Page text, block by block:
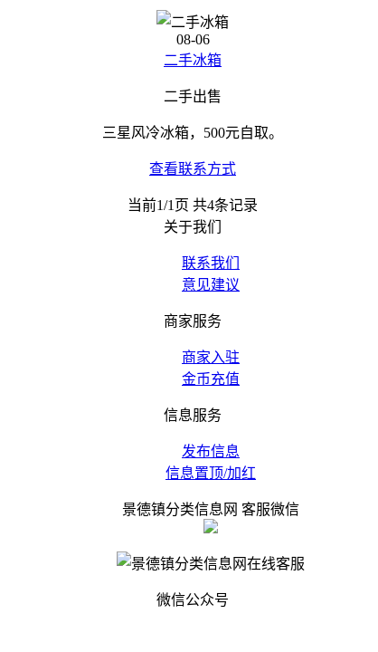
08-06
二手冰箱
二手出售
三星风冷冰箱，500元自取。
查看联系方式
当前1/1页 共4条记录
关于我们
联系我们
意见建议
商家服务
商家入驻
金币充值
信息服务
发布信息
信息置顶/加红
景德镇分类信息网 客服微信
微信公众号